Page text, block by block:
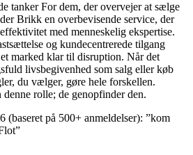
tanker For dem, der overvejer at sælge
Brikk en overbevisende service, der
med menneskelig ekspertise.
og kundecentrerede tilgang
marked klar til disruption. Når det
livsbegivenhed som salg eller køb
du vælger, gøre hele forskellen.
rolle; de genopfinder den.
(baseret på 500+ anmeldelser): ”kom